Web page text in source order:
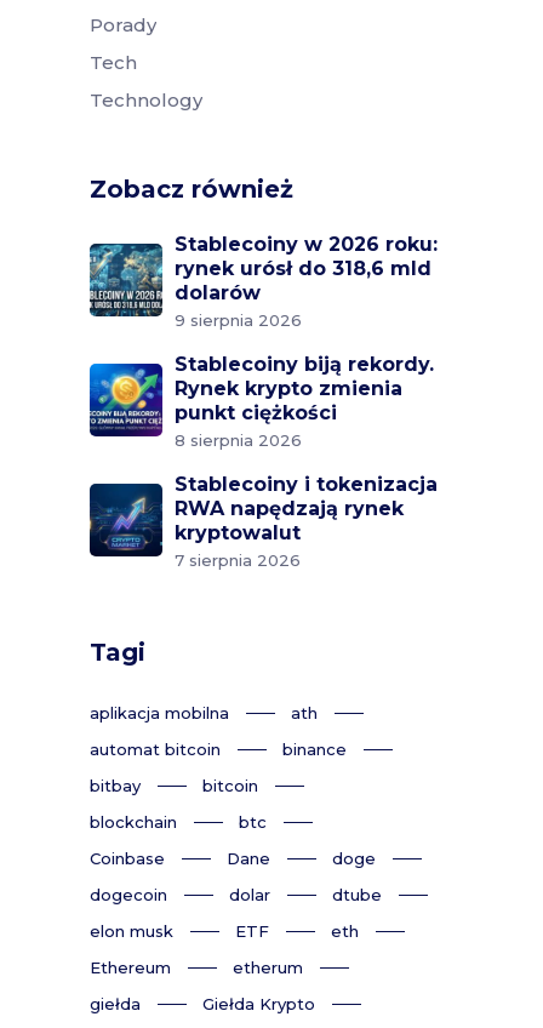
Porady
Tech
Technology
Zobacz również
Stablecoiny w 2026 roku:
rynek urósł do 318,6 mld
dolarów
9 sierpnia 2026
Stablecoiny biją rekordy.
Rynek krypto zmienia
punkt ciężkości
8 sierpnia 2026
Stablecoiny i tokenizacja
RWA napędzają rynek
kryptowalut
7 sierpnia 2026
Tagi
aplikacja mobilna
ath
automat bitcoin
binance
bitbay
bitcoin
blockchain
btc
Coinbase
Dane
doge
dogecoin
dolar
dtube
elon musk
ETF
eth
Ethereum
etherum
giełda
Giełda Krypto